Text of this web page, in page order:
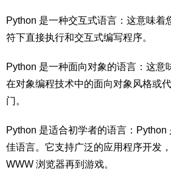
Python 是一种交互式语言：这意味着
符下直接执行和交互式编写程序。
Python 是一种面向对象的语言：这意
在对象编程技术中的面向对象风格或代
门。
Python 是适合初学者的语言：
佳语言。它支持广泛的应用程序开发
WWW 浏览器再到游戏。